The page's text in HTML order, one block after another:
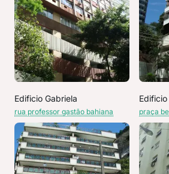
Edificio Gabriela
rua professor gastão bahiana praça